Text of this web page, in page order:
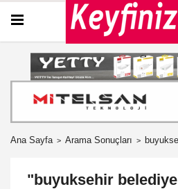
Ana Sayfa Arama Sonuçları
"buyuksehir